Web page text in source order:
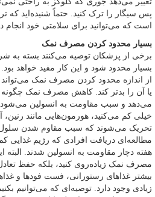
پس سیگار را ترک کنید. حتماً شنیده‌اید که
است که می‌توانید برای سلامتی خود انجام
بسیار محدود کردن مصرف نمک
برخی از پزشکان توصیه می‌کنند بسته به
بسیار محدود شود و این کار مفید خواهد
از اندازه محدود کردن مصرف نمک
یا آن را بدتر کند. کاهش مصرف نمک
می‌دهد و سبب مقاومت به انسولین
خیلی کم می‌کنید، هورمون‌هایی مانند رنین،
تحریک می‌شوند که سبب مقاوم شدن
مطالعه‌ای دریافت افرادی که رژیم غذایی
هفته دچار مقاومت به انسولین شدند. البته
مصرف نمک زیاده‌روی کنید، بلکه حفظ
بیشتر غذاهای رستورانی، فست فودها و
زیادی وجود دارد. توصیه‌ای که می‌توانیم